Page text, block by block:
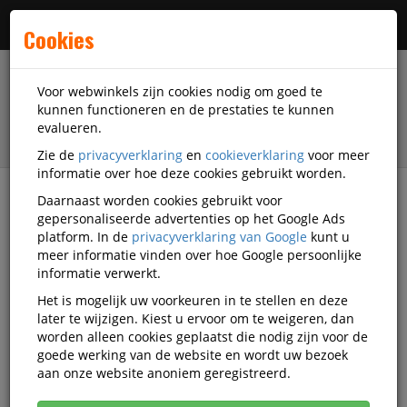
filter
Papierwaren Kopieerpapier Papier A6 wit
Papier A6 wit
Populariteit
Cookies
Voor webwinkels zijn cookies nodig om goed te
kunnen functioneren en de prestaties te kunnen
evalueren.
Zie de privacyverklaring en cookieverklaring voor meer
informatie over hoe deze cookies gebruikt worden.
Daarnaast worden cookies gebruikt voor
gepersonaliseerde advertenties op het Google Ads
platform. In de privacyverklaring van Google kunt u
meer informatie vinden over hoe Google persoonlijke
informatie verwerkt.
Het is mogelijk uw voorkeuren in te stellen en deze
later te wijzigen. Kiest u ervoor om te weigeren, dan
worden alleen cookies geplaatst die nodig zijn voor de
goede werking van de website en wordt uw bezoek
aan onze website anoniem geregistreerd.